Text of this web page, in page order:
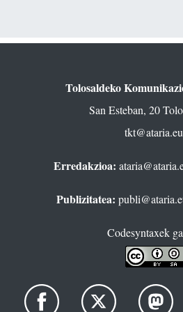
Tolosaldeko
San Esteban, 20
Erredakzioa:
Publizitatea:
Codesyntaxek